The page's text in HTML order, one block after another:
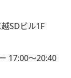
SDビル1F
17:00～20:40